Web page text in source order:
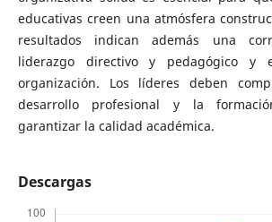
educativas creen una atmósfera
resultados indican además una
liderazgo directivo y pedagógico y
organización. Los líderes deben
desarrollo profesional y la
garantizar la calidad académica.
Descargas